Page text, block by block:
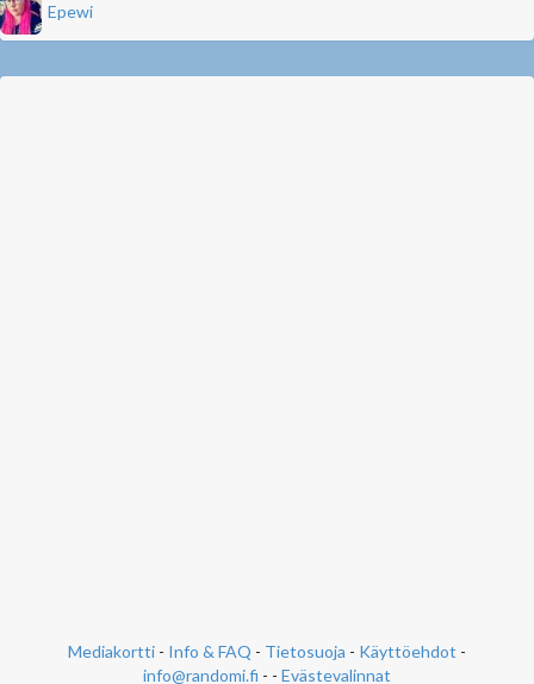
Epewi
Mediakortti - Info & FAQ - Tietosuoja - Käyttöehdot -
info@randomi.fi - - Evästevalinnat